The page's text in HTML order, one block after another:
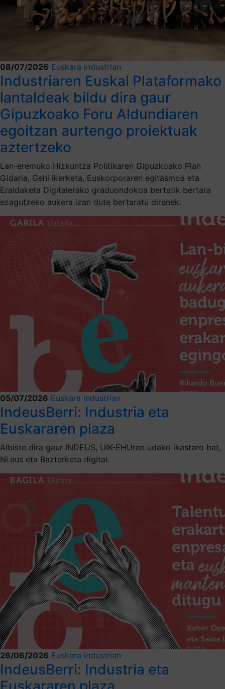
08/07/2026 Euskara industrian
Industriaren Euskal Plataformako
lantaldeak bildu dira gaur
Gipuzkoako Foru Aldundiaren
egoitzan aurtengo proiektuak
aztertzeko
Lan-eremuko Hizkuntza Politikaren Gipuzkoako Plan
Gidaria, Gehi ikerketa, Euskorporaren egitasmoa eta
Eraldaketa Digitalerako graduondokoa bertatik bertara
ezagutzeko aukera izan dute bertaratu direnek.
05/07/2026 Euskara industrian
IndeusBerri: Industria eta
Euskararen plaza
Albiste dira gaur INDEUS, UIK-EHUren udako ikastaro bat,
Ni.eus eta Bazterketa digital.
26/06/2026 Euskara industrian
IndeusBerri: Industria eta